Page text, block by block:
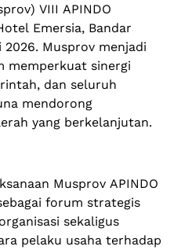
VIII APINDO
Emersia, Bandar
Musprov menjadi
memperkuat sinergi
dan seluruh
mendorong
yang berkelanjutan.
Musprov APINDO
forum strategis
sekaligus
pelaku usaha terhadap